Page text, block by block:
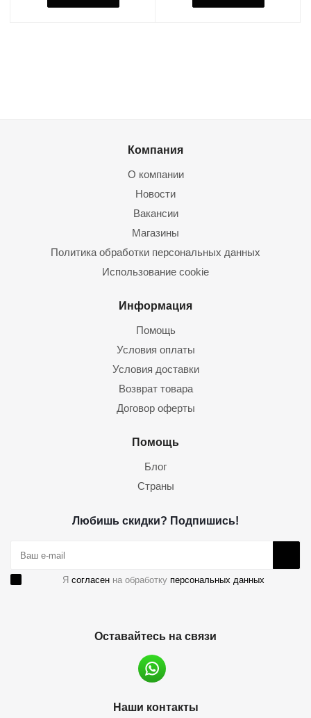
Компания
О компании
Новости
Вакансии
Магазины
Политика обработки персональных данных
Использование cookie
Информация
Помощь
Условия оплаты
Условия доставки
Возврат товара
Договор оферты
Помощь
Блог
Страны
Любишь скидки? Подпишись!
Я согласен на обработку персональных данных
Оставайтесь на связи
Наши контакты